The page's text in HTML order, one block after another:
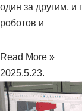
один за другим,
роботов и
Read More »
2025.5.23.